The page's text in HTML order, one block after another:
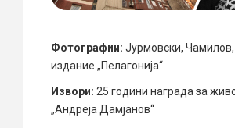
Фотографии: Јурмовски,
издание „Пелагонија“
Извори: 25 години награда за
„Андреја Дамјанов“